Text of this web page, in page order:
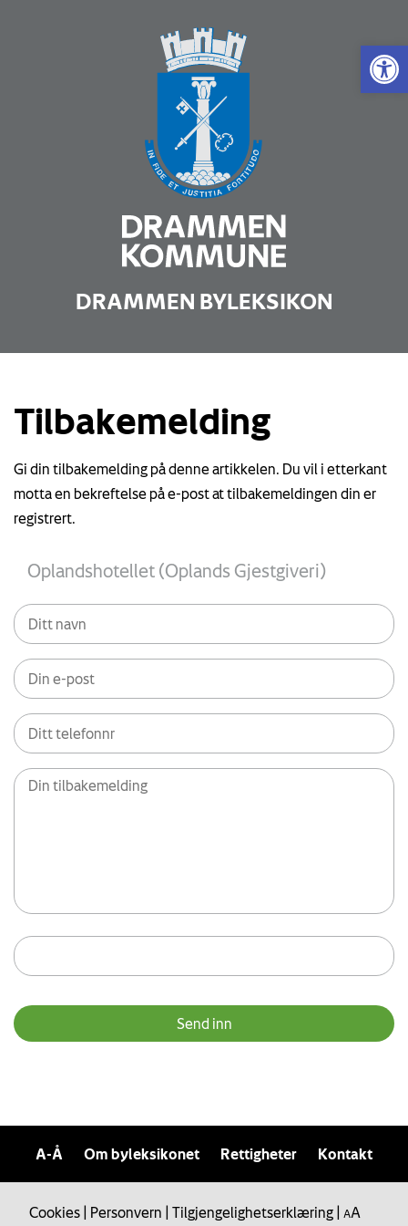
Vis
DRAMMEN BYLEKSIKON
Tilbakemelding
Gi din tilbakemelding på denne artikkelen. Du vil i etterkant
motta en bekreftelse på e-post at tilbakemeldingen din er
registrert.
A-Å Om byleksikonet Rettigheter Kontakt
Cookies Personvern Tilgjengelighetserklæring AA